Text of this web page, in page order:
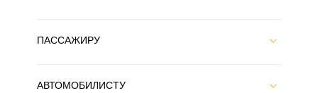
ПАССАЖИРУ
АВТОМОБИЛИСТУ